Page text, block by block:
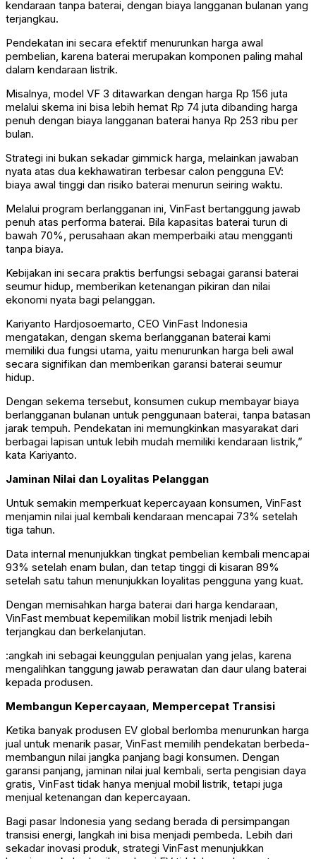
kendaraan tanpa baterai, dengan biaya langganan bulanan yang
terjangkau.
Pendekatan ini secara efektif menurunkan harga awal
pembelian, karena baterai merupakan komponen paling mahal
dalam kendaraan listrik.
Misalnya, model VF 3 ditawarkan dengan harga Rp 156 juta
melalui skema ini bisa lebih hemat Rp 74 juta dibanding harga
penuh dengan biaya langganan baterai hanya Rp 253 ribu per
bulan.
Strategi ini bukan sekadar gimmick harga, melainkan jawaban
nyata atas dua kekhawatiran terbesar calon pengguna EV:
biaya awal tinggi dan risiko baterai menurun seiring waktu.
Melalui program berlangganan ini, VinFast bertanggung jawab
penuh atas performa baterai. Bila kapasitas baterai turun di
bawah 70%, perusahaan akan memperbaiki atau mengganti
tanpa biaya.
Kebijakan ini secara praktis berfungsi sebagai garansi baterai
seumur hidup, memberikan ketenangan pikiran dan nilai
ekonomi nyata bagi pelanggan.
Kariyanto Hardjosoemarto, CEO VinFast Indonesia
mengatakan, dengan skema berlangganan baterai kami
memiliki dua fungsi utama, yaitu menurunkan harga beli awal
secara signifikan dan memberikan garansi baterai seumur
hidup.
Dengan sekema tersebut, konsumen cukup membayar biaya
berlangganan bulanan untuk penggunaan baterai, tanpa batasan
jarak tempuh. Pendekatan ini memungkinkan masyarakat dari
berbagai lapisan untuk lebih mudah memiliki kendaraan listrik,”
kata Kariyanto.
Jaminan Nilai dan Loyalitas Pelanggan
Untuk semakin memperkuat kepercayaan konsumen, VinFast
menjamin nilai jual kembali kendaraan mencapai 73% setelah
tiga tahun.
Data internal menunjukkan tingkat pembelian kembali mencapai
93% setelah enam bulan, dan tetap tinggi di kisaran 89%
setelah satu tahun menunjukkan loyalitas pengguna yang kuat.
Dengan memisahkan harga baterai dari harga kendaraan,
VinFast membuat kepemilikan mobil listrik menjadi lebih
terjangkau dan berkelanjutan.
:angkah ini sebagai keunggulan penjualan yang jelas, karena
mengalihkan tanggung jawab perawatan dan daur ulang baterai
kepada produsen.
Membangun Kepercayaan, Mempercepat Transisi
Ketika banyak produsen EV global berlomba menurunkan harga
jual untuk menarik pasar, VinFast memilih pendekatan berbeda-
membangun nilai jangka panjang bagi konsumen. Dengan
garansi panjang, jaminan nilai jual kembali, serta pengisian daya
gratis, VinFast tidak hanya menjual mobil listrik, tetapi juga
menjual ketenangan dan kepercayaan.
Bagi pasar Indonesia yang sedang berada di persimpangan
transisi energi, langkah ini bisa menjadi pembeda. Lebih dari
sekadar inovasi produk, strategi VinFast menunjukkan